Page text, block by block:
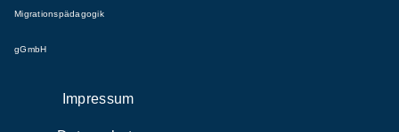
Migrationspädagogik
gGmbH
Impressum